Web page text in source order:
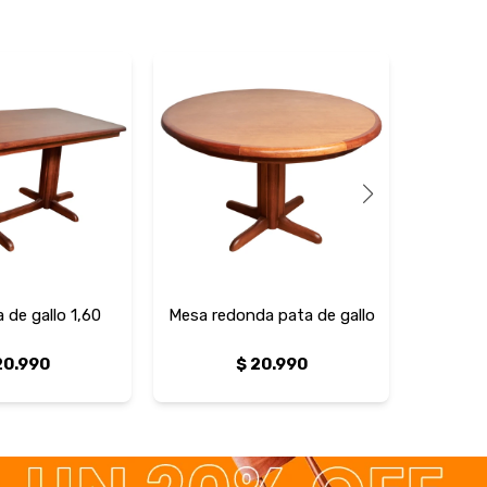
de gallo 1,60 Mesa redonda pata de gallo
$ 20.990